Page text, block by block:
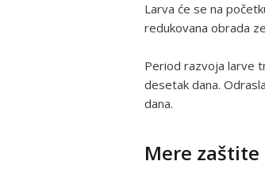
Larva će se na
redukovana obrada
Period razvoja larve
desetak dana.
dana.
Mere zaštite